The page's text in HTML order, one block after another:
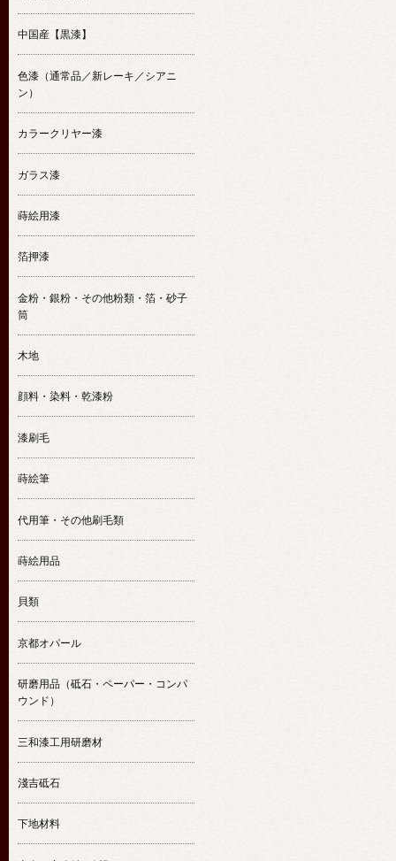
中国産【黒漆】
色漆（通常品／新レーキ／シアニ
ン）
カラークリヤー漆
ガラス漆
蒔絵用漆
箔押漆
金粉・銀粉・その他粉類・箔・砂子
筒
木地
顔料・染料・乾漆粉
漆刷毛
蒔絵筆
代用筆・その他刷毛類
蒔絵用品
貝類
京都オパール
研磨用品（砥石・ペーパー・コンパ
ウンド）
三和漆工用研磨材
淺吉砥石
下地材料